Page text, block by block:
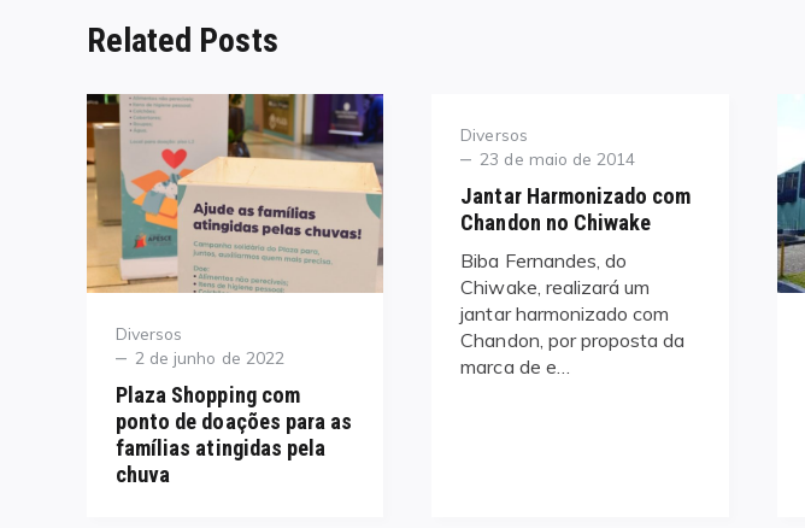
Related Posts
Category
Diversos
Posted
2 de junho de 2022
Plaza Shopping com
ponto de doações para as
famílias atingidas pela
chuva
Category
Diversos
Posted
23 de maio de 2014
Jantar Harmonizado com
Chandon no Chiwake
Biba Fernandes, do
Chiwake, realizará um
jantar harmonizado com
Chandon, por proposta da
marca de e…